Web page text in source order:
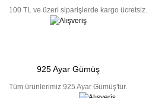
100 TL ve üzeri siparişlerde kargo ücretsiz.
925 Ayar Gümüş
Tüm ürünlerimiz 925 Ayar Gümüş'tür.